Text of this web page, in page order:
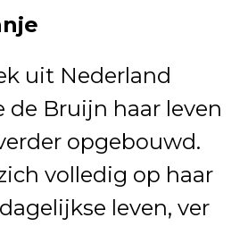
uit Nederland
de Bruijn haar leven
opgebouwd.
volledig op haar
leven, ver